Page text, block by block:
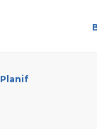
Planif